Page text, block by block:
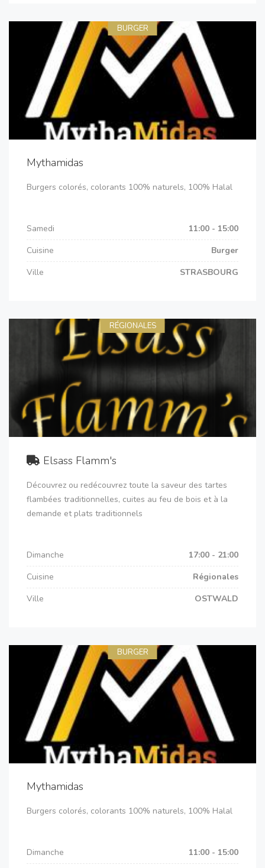
BURGER
Mythamidas
Burgers colorés, colorants 100% naturels, 100% Halal
Samedi
11:00 - 15:00
Cuisine
Burger
Ville
STRASBOURG
RÉGIONALES
Elsass Flamm's
Découvrez ou redécouvrez toute la saveur des tartes
flambées traditionnelles, cuites au feu de bois et à la
demande et plats traditionnels
Dimanche
17:00 - 21:00
Cuisine
Régionales
Ville
OSTWALD
BURGER
Mythamidas
Burgers colorés, colorants 100% naturels, 100% Halal
Dimanche
11:00 - 15:00